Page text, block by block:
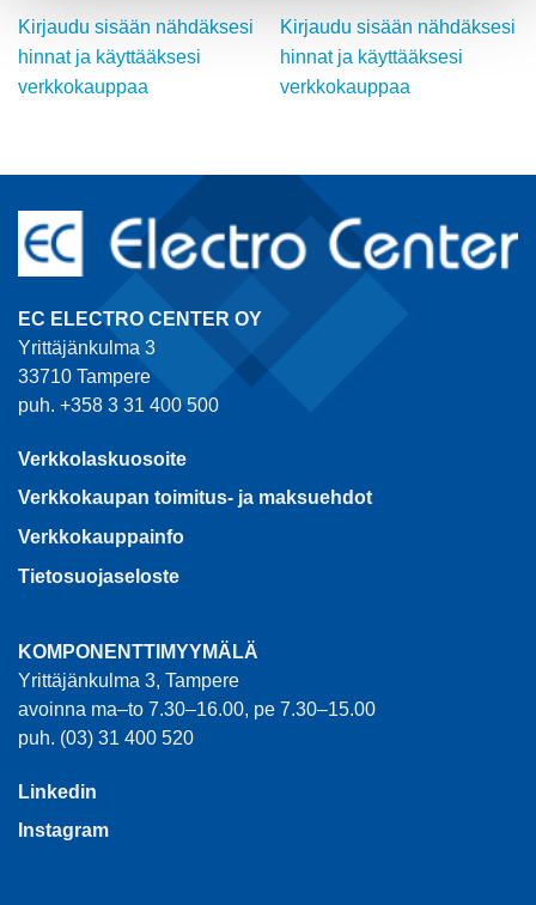
Kirjaudu sisään nähdäksesi
hinnat ja käyttääksesi
verkkokauppaa
Kirjaudu sisään nähdäksesi
hinnat ja käyttääksesi
verkkokauppaa
EC ELECTRO CENTER OY
Yrittäjänkulma 3
33710 Tampere
puh. +358 3 31 400 500
Verkkolaskuosoite
Verkkokaupan toimitus- ja maksuehdot
Verkkokauppainfo
Tietosuojaseloste
KOMPONENTTIMYYMÄLÄ
Yrittäjänkulma 3, Tampere
avoinna ma–to 7.30–16.00, pe 7.30–15.00
puh. (03) 31 400 520
Linkedin
Instagram